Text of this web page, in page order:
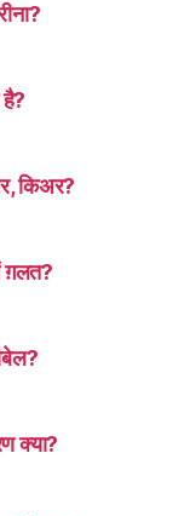
किअर?
ग़लत?
क्या?